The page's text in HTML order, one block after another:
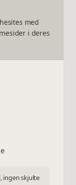
med
i deres
ingen skjulte